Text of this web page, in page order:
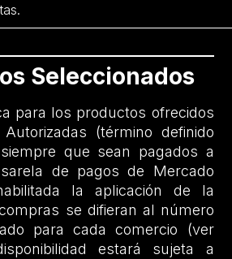
Seleccionados
para los productos ofrecidos
(término definido
que sean pagados a
de pagos de Mercado
la aplicación de la
se difieran al número
para cada comercio (ver
estará sujeta a